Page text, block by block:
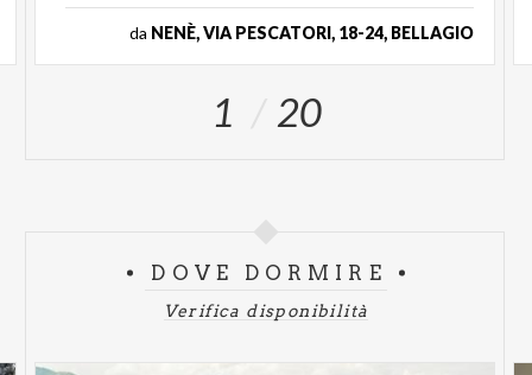
da NENÈ, VIA PESCATORI, 18-24, BELLAGIO
1 20
DOVE DORMIRE
Verifica disponibilità